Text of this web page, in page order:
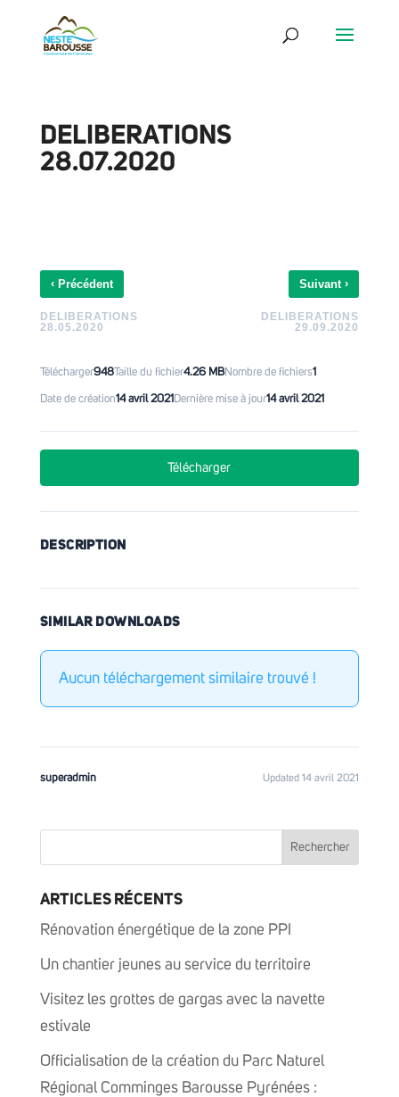
DELIBERATIONS
28.07.2020
‹Précédent
DELIBERATIONS
28.05.2020
Suivant›
DELIBERATIONS
29.09.2020
Télécharger948Taille du fichier4.26 MBNombre de fichiers1
Date de création14 avril 2021 Dernière mise à jour14 avril 2021
Télécharger
DESCRIPTION
SIMILAR DOWNLOADS
Aucun téléchargement similaire trouvé !
superadmin Updated 14 avril 2021
ARTICLES RÉCENTS
Rénovation énergétique de la zone PPI
Un chantier jeunes au service du territoire
Visitez les grottes de gargas avec la navette
estivale
Officialisation de la création du Parc Naturel
Régional Comminges Barousse Pyrénées :